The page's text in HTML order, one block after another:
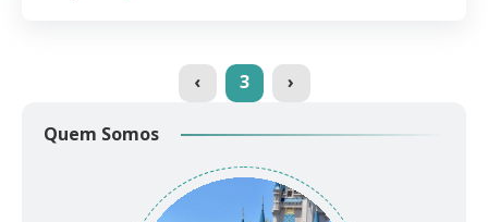
‹ 3(current)
›
Quem Somos